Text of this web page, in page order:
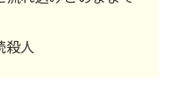
殺人